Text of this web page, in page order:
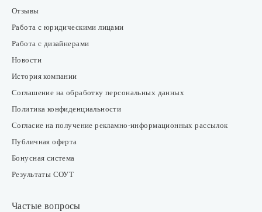
Отзывы
Работа с юридическими лицами
Работа с дизайнерами
Новости
История компании
Соглашение на обработку персональных данных
Политика конфиденциальности
Согласие на получение рекламно-информационных рассылок
Публичная оферта
Бонусная система
Результаты СОУТ
Частые вопросы